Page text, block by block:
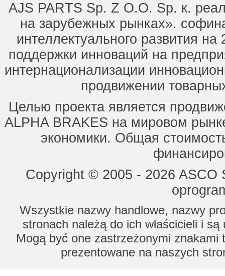
AJS PARTS Sp. Z O.O. Sp. к.
на зарубежных рынках».
интеллектуального развития
поддержки инноваций на
интернационализации
продвижении
Целью проекта является
ALPHA BRAKES на мировом
экономики. Общая
Copyright © 2005 - 2026
Wszystkie nazwy handlowe, nazwy
stronach należą do ich właścicieli i
Mogą być one zastrzeżonymi znakami
prezentowane na naszych